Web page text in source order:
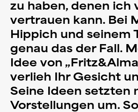
zu haben, denen ich
vertrauen kann. Bei
Hippich und seinem
genau das der Fall.
Idee von
verlieh Ihr Gesicht
Seine Ideen setzten
Vorstellungen um.
Wie wir arbeiten
Über uns
Kontakt